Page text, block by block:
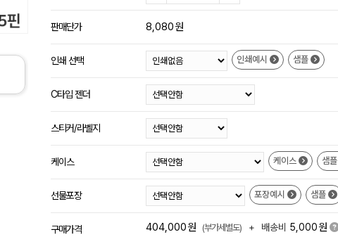
판매단가 8,080원
인쇄 선택 인쇄예시 샘플
C타입 젠더
스티커/라벨지
케이스 케이스 샘플
선물포장 포장예시 샘플
구매가격 404,000원 (부가세별도) + 배송비 5,000원